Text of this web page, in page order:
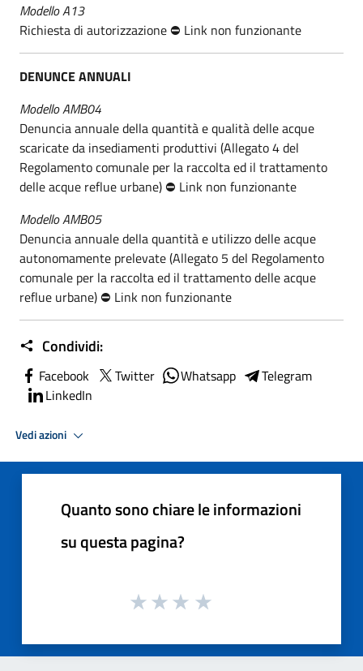
Modello A13
Richiesta di autorizzazione ⛔ Link non funzionante
DENUNCE ANNUALI
Modello AMB04
Denuncia annuale della quantità e qualità delle acque
scaricate da insediamenti produttivi (Allegato 4 del
Regolamento comunale per la raccolta ed il trattamento
delle acque reflue urbane) ⛔ Link non funzionante
Modello AMB05
Denuncia annuale della quantità e utilizzo delle acque
autonomamente prelevate (Allegato 5 del Regolamento
comunale per la raccolta ed il trattamento delle acque
reflue urbane) ⛔ Link non funzionante
Condividi:
Facebook Twitter Whatsapp
Telegram
LinkedIn
Vedi azioni
Quanto sono chiare le informazioni
su questa pagina?